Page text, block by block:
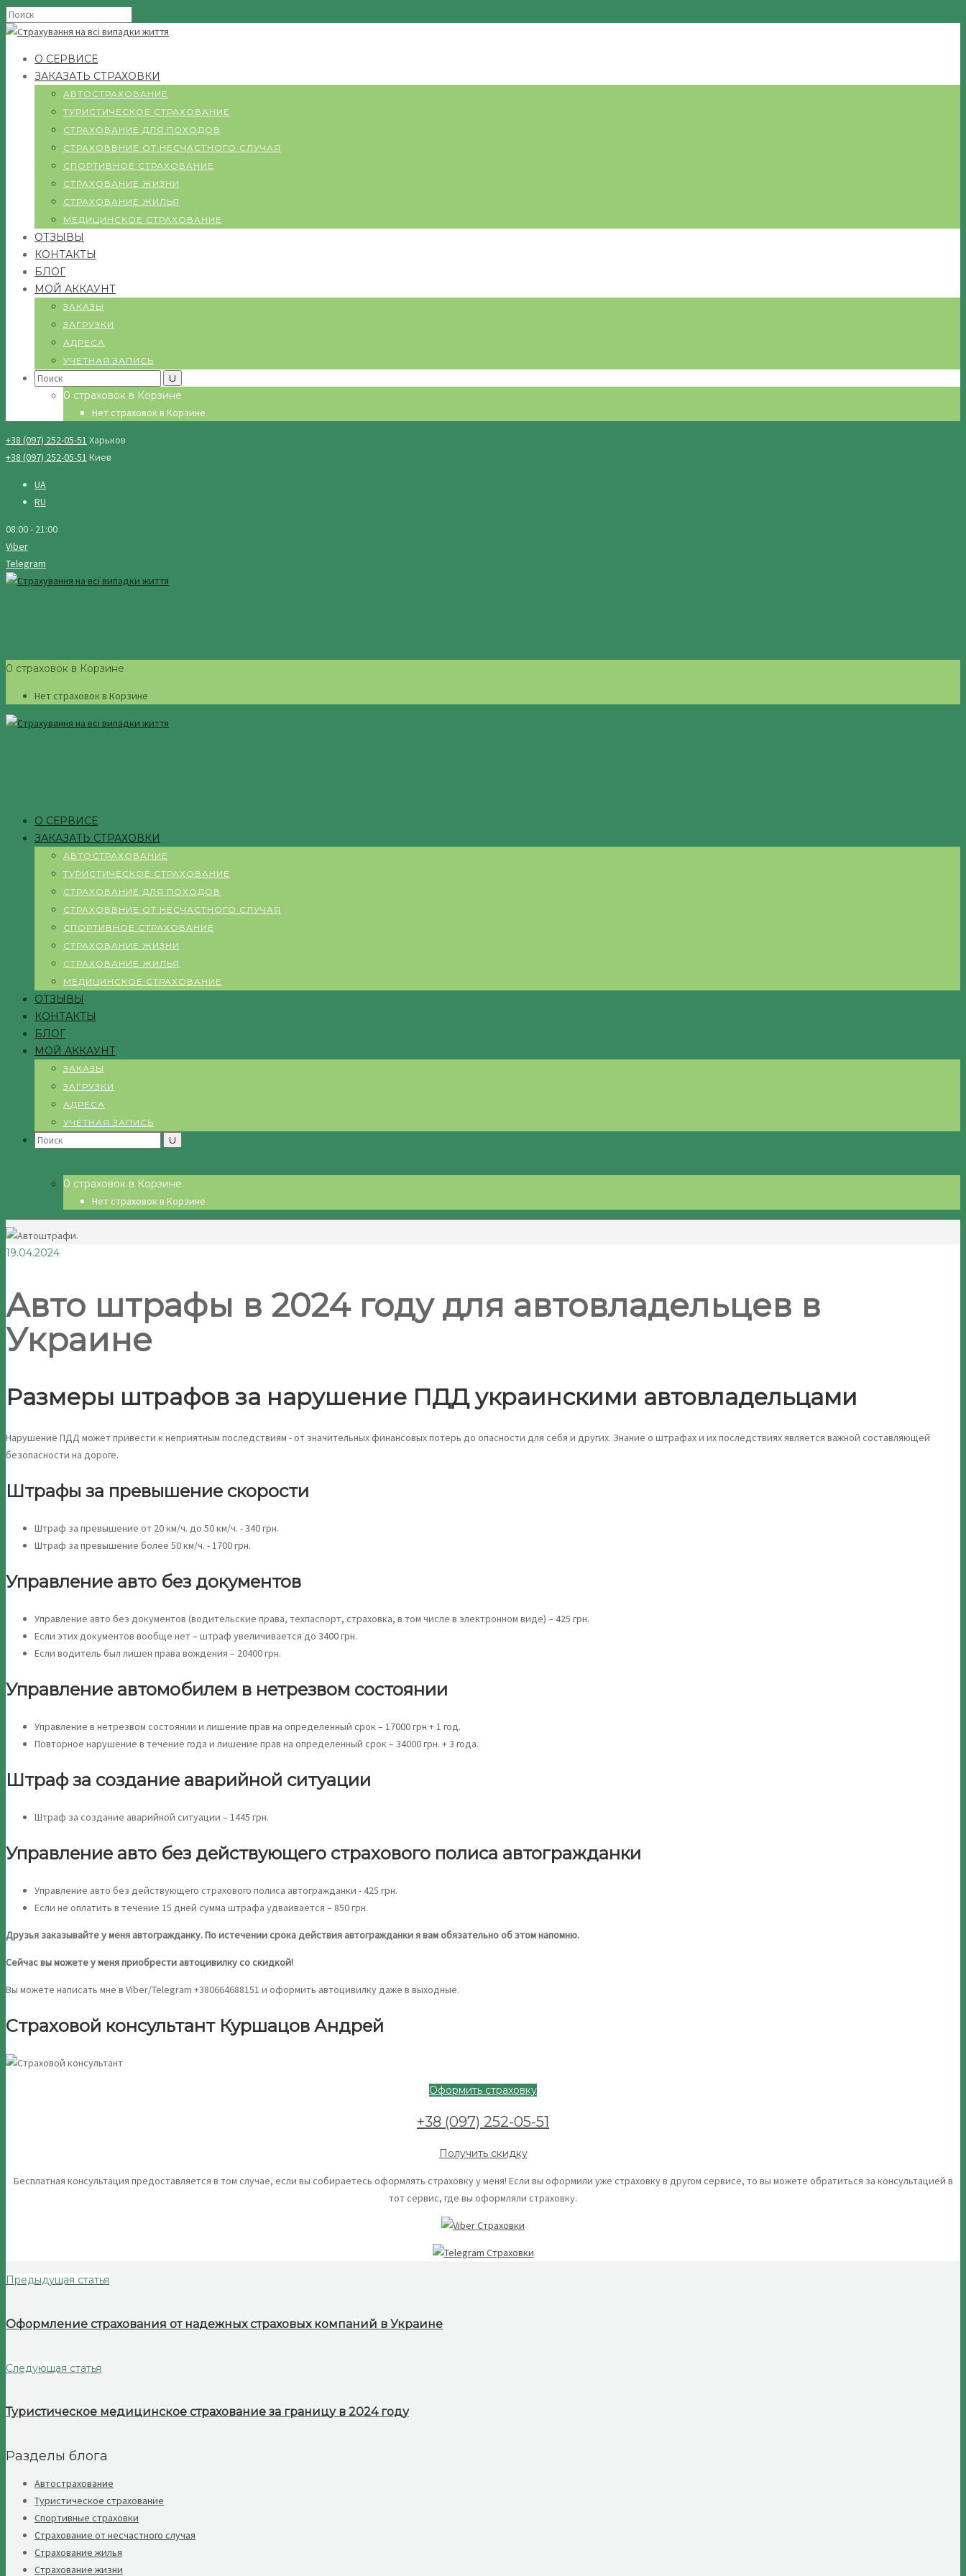
О СЕРВИСЕ
ЗАКАЗАТЬ СТРАХОВКИ
АВТОСТРАХОВАНИЕ
ТУРИСТИЧЕСКОЕ СТРАХОВАНИЕ
СТРАХОВАНИЕ ДЛЯ ПОХОДОВ
СТРАХОВВНИЕ ОТ НЕСЧАСТНОГО СЛУЧАЯ
СПОРТИВНОЕ СТРАХОВАНИЕ
СТРАХОВАНИЕ ЖИЗНИ
СТРАХОВАНИЕ ЖИЛЬЯ
МЕДИЦИНСКОЕ СТРАХОВАНИЕ
ОТЗЫВЫ
КОНТАКТЫ
БЛОГ
МОЙ АККАУНТ
ЗАКАЗЫ
ЗАГРУЗКИ
АДРЕСА
УЧЕТНАЯ ЗАПИСЬ
Search
0 страховок в Корзине
Нет страховок в Корзине
+38 (097) 252-05-51 Харьков
+38 (097) 252-05-51 Киев
UA
RU
08:00 - 21:00
Viber
Telegram
0 страховок в Корзине
Нет страховок в Корзине
О СЕРВИСЕ
ЗАКАЗАТЬ СТРАХОВКИ
АВТОСТРАХОВАНИЕ
ТУРИСТИЧЕСКОЕ СТРАХОВАНИЕ
СТРАХОВАНИЕ ДЛЯ ПОХОДОВ
СТРАХОВВНИЕ ОТ НЕСЧАСТНОГО СЛУЧАЯ
СПОРТИВНОЕ СТРАХОВАНИЕ
СТРАХОВАНИЕ ЖИЗНИ
СТРАХОВАНИЕ ЖИЛЬЯ
МЕДИЦИНСКОЕ СТРАХОВАНИЕ
ОТЗЫВЫ
КОНТАКТЫ
БЛОГ
МОЙ АККАУНТ
ЗАКАЗЫ
ЗАГРУЗКИ
АДРЕСА
УЧЕТНАЯ ЗАПИСЬ
Search
0 страховок в Корзине
Нет страховок в Корзине
19.04.2024
Авто штрафы в 2024 году для автовладельцев в
Украине
Размеры штрафов за нарушение ПДД украинскими автовладельцами
Нарушение ПДД может привести к неприятным последствиям - от значительных финансовых потерь до опасности для себя и других. Знание о штрафах и их последствиях является важной составляющей
безопасности на дороге.
Штрафы за превышение скорости
Штраф за превышение от 20 км/ч. до 50 км/ч. - 340 грн.
Штраф за превышение более 50 км/ч. - 1700 грн.
Управление авто без документов
Управление авто без документов (водительские права, техпаспорт, страховка, в том числе в электронном виде) – 425 грн.
Если этих документов вообще нет – штраф увеличивается до 3400 грн.
Если водитель был лишен права вождения – 20400 грн.
Управление автомобилем в нетрезвом состоянии
Управление в нетрезвом состоянии и лишение прав на определенный срок – 17000 грн + 1 год.
Повторное нарушение в течение года и лишение прав на определенный срок – 34000 грн. + 3 года.
Штраф за создание аварийной ситуации
Штраф за создание аварийной ситуации – 1445 грн.
Управление авто без действующего страхового полиса автогражданки
Управление авто без действующего страхового полиса автогражданки - 425 грн.
Если не оплатить в течение 15 дней сумма штрафа удваивается – 850 грн.
Друзья заказывайте у меня автогражданку. По истечении срока действия автогражданки я вам обязательно об этом напомню.
Сейчас вы можете у меня приобрести автоцивилку со скидкой!
Вы можете написать мне в Viber/Telegram +380664688151 и оформить автоцивилку даже в выходные.
Страховой консультант Куршацов Андрей
Оформить страховку
+38 (097) 252-05-51
Получить скидку
Бесплатная консультация предоставляется в том случае, если вы собираетесь оформлять страховку у меня! Если вы оформили уже страховку в другом сервисе, то вы можете обратиться за консультацией в
тот сервис, где вы оформляли страховку.
Предыдущая статья
Оформление страхования от надежных страховых компаний в Украине
Следующая статья
Туристическое медицинское страхование за границу в 2024 году
Разделы блога
Автострахование
Туристическое страхование
Спортивные страховки
Страхование от несчастного случая
Страхование жилья
Страхование жизни